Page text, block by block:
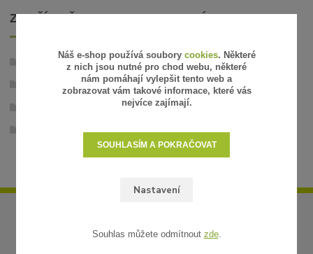
ZBOŽÍ ZAŘAZENO V KATEGORIÍCH
Stabilizované rostliny
Stabilizované růže v dárkové krabičce
Speciální stabilizované růže
Náš e-shop používá soubory cookies. Některé
z nich jsou nutné pro chod webu, některé
nám pomáhají vylepšit tento web a
zobrazovat vám takové informace, které vás
nejvíce zajímají.
Nastavení
SOUHLASÍM A POKRAČOVAT
Souhlas můžete odmítnout zde.